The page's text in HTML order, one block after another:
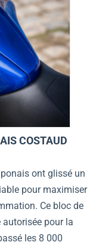
COSTAUD
ont glissé un
pour maximiser
Ce bloc de
pour la
les 8 000